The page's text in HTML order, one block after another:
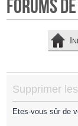
Forums
Supprimer
Etes-vous sûr de